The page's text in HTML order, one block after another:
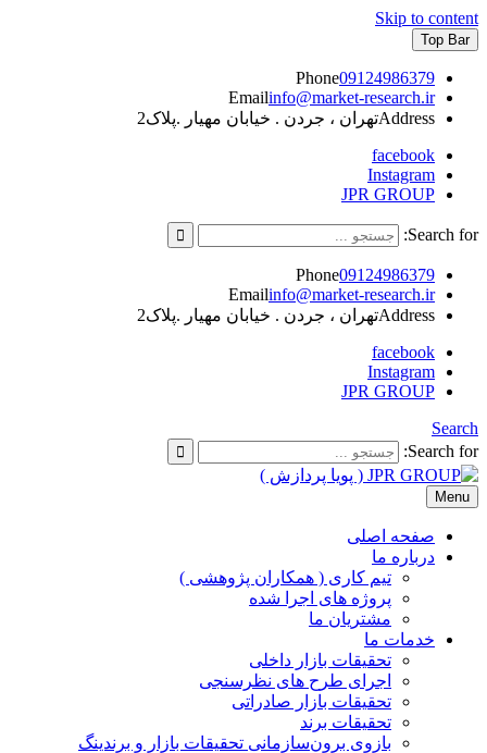
Skip to content
Top Bar
Phone09124986379
Emailinfo@market-research.ir
Addressتهران ، جردن . خیابان مهیار .پلاک2
facebook
Instagram
JPR GROUP
Search for:
Phone09124986379
Emailinfo@market-research.ir
Addressتهران ، جردن . خیابان مهیار .پلاک2
facebook
Instagram
JPR GROUP
Search
Search for:
JPR GROUP ( پویا پردازش )
تحقیقات بازار و برند
Menu
صفحه اصلی
درباره ما
تیم کاری ( همکاران پژوهشی )
پروژه های اجرا شده
مشتریان ما
خدمات ما
تحقیقات بازار داخلی
اجرای طرح های نظرسنجی
تحقیقات بازار صادراتی
تحقیقات برند
بازوی برون‌سازمانی تحقیقات بازار و برندینگ